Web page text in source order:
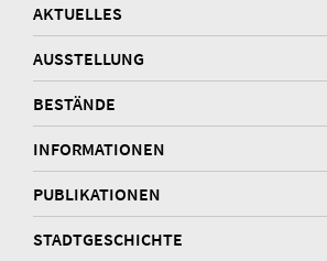
AKTUELLES
AUSSTELLUNG
BESTÄNDE
INFORMATIONEN
PUBLIKATIONEN
STADTGESCHICHTE